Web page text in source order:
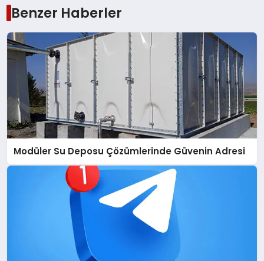
Benzer Haberler
Modüler Su Deposu Çözümlerinde Güvenin Adresi